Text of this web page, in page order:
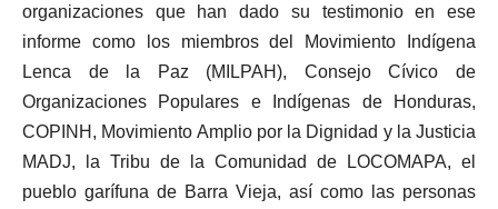
organizaciones que han dado su testimonio en ese
informe como los miembros del Movimiento Indígena
Lenca de la Paz (MILPAH), Consejo Cívico de
Organizaciones Populares e Indígenas de Honduras,
COPINH, Movimiento Amplio por la Dignidad y la Justicia
MADJ, la Tribu de la Comunidad de LOCOMAPA, el
pueblo garífuna de Barra Vieja, así como las personas